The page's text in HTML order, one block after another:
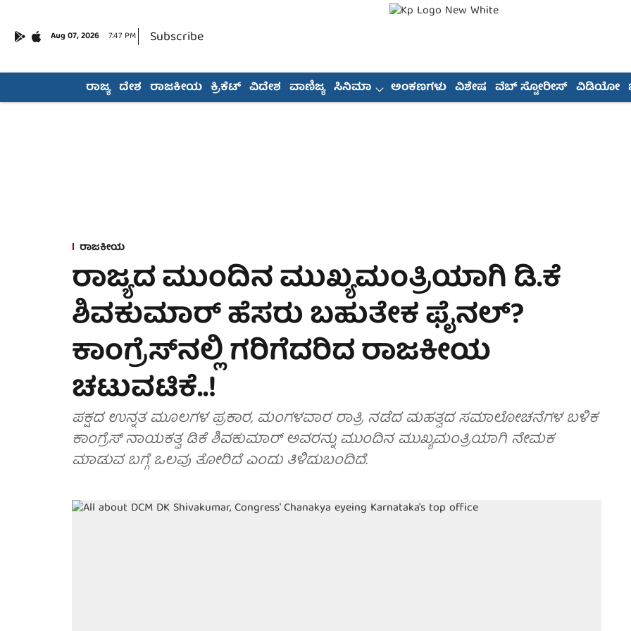
Aug 07, 2026 7:47 PM Subscribe
ರಾಜ್ಯ ದೇಶ ರಾಜಕೀಯ ಕ್ರಿಕೆಟ್ ವಿದೇಶ ವಾಣಿಜ್ಯ ಸಿನಿಮಾ ಅಂಕಣಗಳು ವಿಶೇಷ ವೆಬ್ ಸ್ಟೋರೀಸ್ ವಿಡಿಯೋ
ರಾಜಕೀಯ
ರಾಜ್ಯದ ಮುಂದಿನ ಮುಖ್ಯಮಂತ್ರಿಯಾಗಿ ಡಿ.ಕೆ
ಶಿವಕುಮಾರ್ ಹೆಸರು ಬಹುತೇಕ ಫೈನಲ್?
ಕಾಂಗ್ರೆಸ್‌ನಲ್ಲಿ ಗರಿಗೆದರಿದ ರಾಜಕೀಯ
ಚಟುವಟಿಕೆ..!
ಪಕ್ಷದ ಉನ್ನತ ಮೂಲಗಳ ಪ್ರಕಾರ, ಮಂಗಳವಾರ ರಾತ್ರಿ ನಡೆದ ಮಹತ್ವದ ಸಮಾಲೋಚನೆಗಳ ಬಳಿಕ
ಕಾಂಗ್ರೆಸ್ ನಾಯಕತ್ವ ಡಿಕೆ ಶಿವಕುಮಾರ್ ಅವರನ್ನು ಮುಂದಿನ ಮುಖ್ಯಮಂತ್ರಿಯಾಗಿ ನೇಮಕ
ಮಾಡುವ ಬಗ್ಗೆ ಒಲವು ತೋರಿದೆ ಎಂದು ತಿಳಿದುಬಂದಿದೆ.